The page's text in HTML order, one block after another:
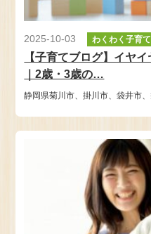
2025-10-03 わくわく子育
【子育てブログ】イヤ
｜2歳・3歳の…
静岡県菊川市、掛川市、袋井市